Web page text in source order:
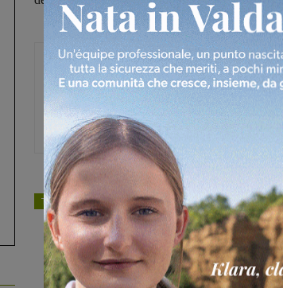
Michele Bossini
TAGS pallavolo
Share